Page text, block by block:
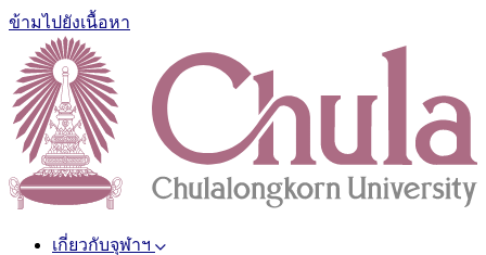
ข้ามไปยังเนื้อหา
เกี่ยวกับจุฬาฯ